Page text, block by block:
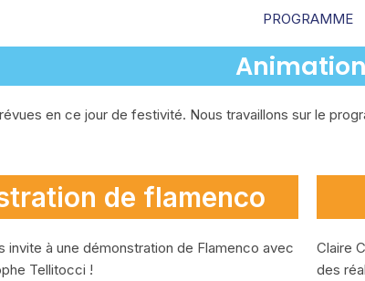
PROGRAMME
en ce jour de festivité. Nous travaillons sur le
de flamenco
invite à une démonstration de Flamenco avec
Tellitocci !
Claire
des